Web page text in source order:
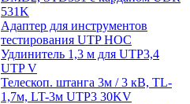
531K
Адаптер для инструментов
тестирования UTP HOC
Удлинитель 1,3 м для UTP3,4
UTP V
Телескоп. штанга 3м / 3 кВ, TL-
1,7м, LT-3м UTP3 30KV